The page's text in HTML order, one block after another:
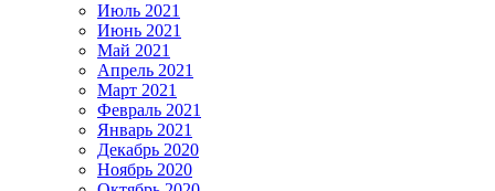
Июль 2021
Июнь 2021
Май 2021
Апрель 2021
Март 2021
Февраль 2021
Январь 2021
Декабрь 2020
Ноябрь 2020